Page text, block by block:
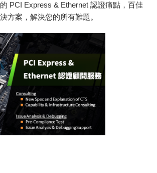
PCI Express & Ethernet 認證痛點，百佳
方案，解決您的所有難題。